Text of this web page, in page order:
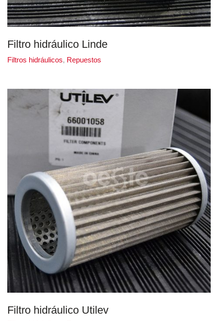
Filtro hidráulico Linde
Filtros hidráulicos, Repuestos
Filtro hidráulico Utilev